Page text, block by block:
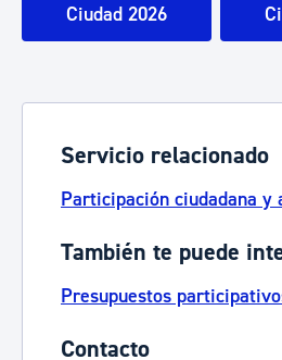
Ciudad 2026
Servicio relacionado
Participación ciudadana y
También te puede
Presupuestos
Contacto